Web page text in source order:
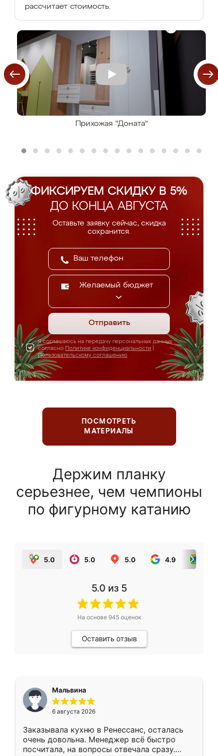
рассчитает стоимость.
Прихожая "Доната"
ФИКСИРУЕМ СКИДКУ В 5%
ДО КОНЦА АВГУСТА
Оставьте заявку сейчас, скидка
сохранится.
Желаемый бюджет
Отправить
Я соглашаюсь на передачу персональных данных
согласно Политике конфиденциальности
Пользовательскому соглашению
ПОСМОТРЕТЬ
МАТЕРИАЛЫ
Держим планку
серьезнее, чем чемпионы
по фигурному катанию
5.0 5.0 5.0 4.9
5.0 из 5
На основе 945оценок
Оставить отзыв
Мальвина
6 августа 2026
Заказывала кухню в Ренессанс, осталась
очень довольна. Менеджер всё быстро
посчитала, на вопросы отвечала сразу.